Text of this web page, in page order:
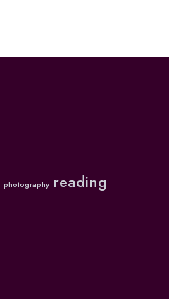
photography reading